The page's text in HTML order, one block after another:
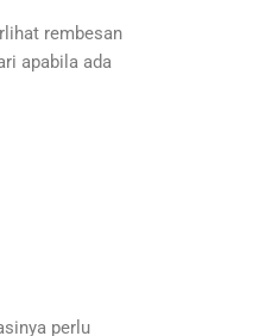
rembesan
apabila ada
perlu